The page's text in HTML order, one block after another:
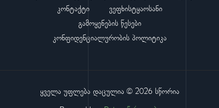
კონტაქტი
ვეფხისტყაოსანი
გამოყენების წესები
კონფიდენციალურობის პოლიტიკა
ყველა უფლება დაცულია © 2026 სწორია